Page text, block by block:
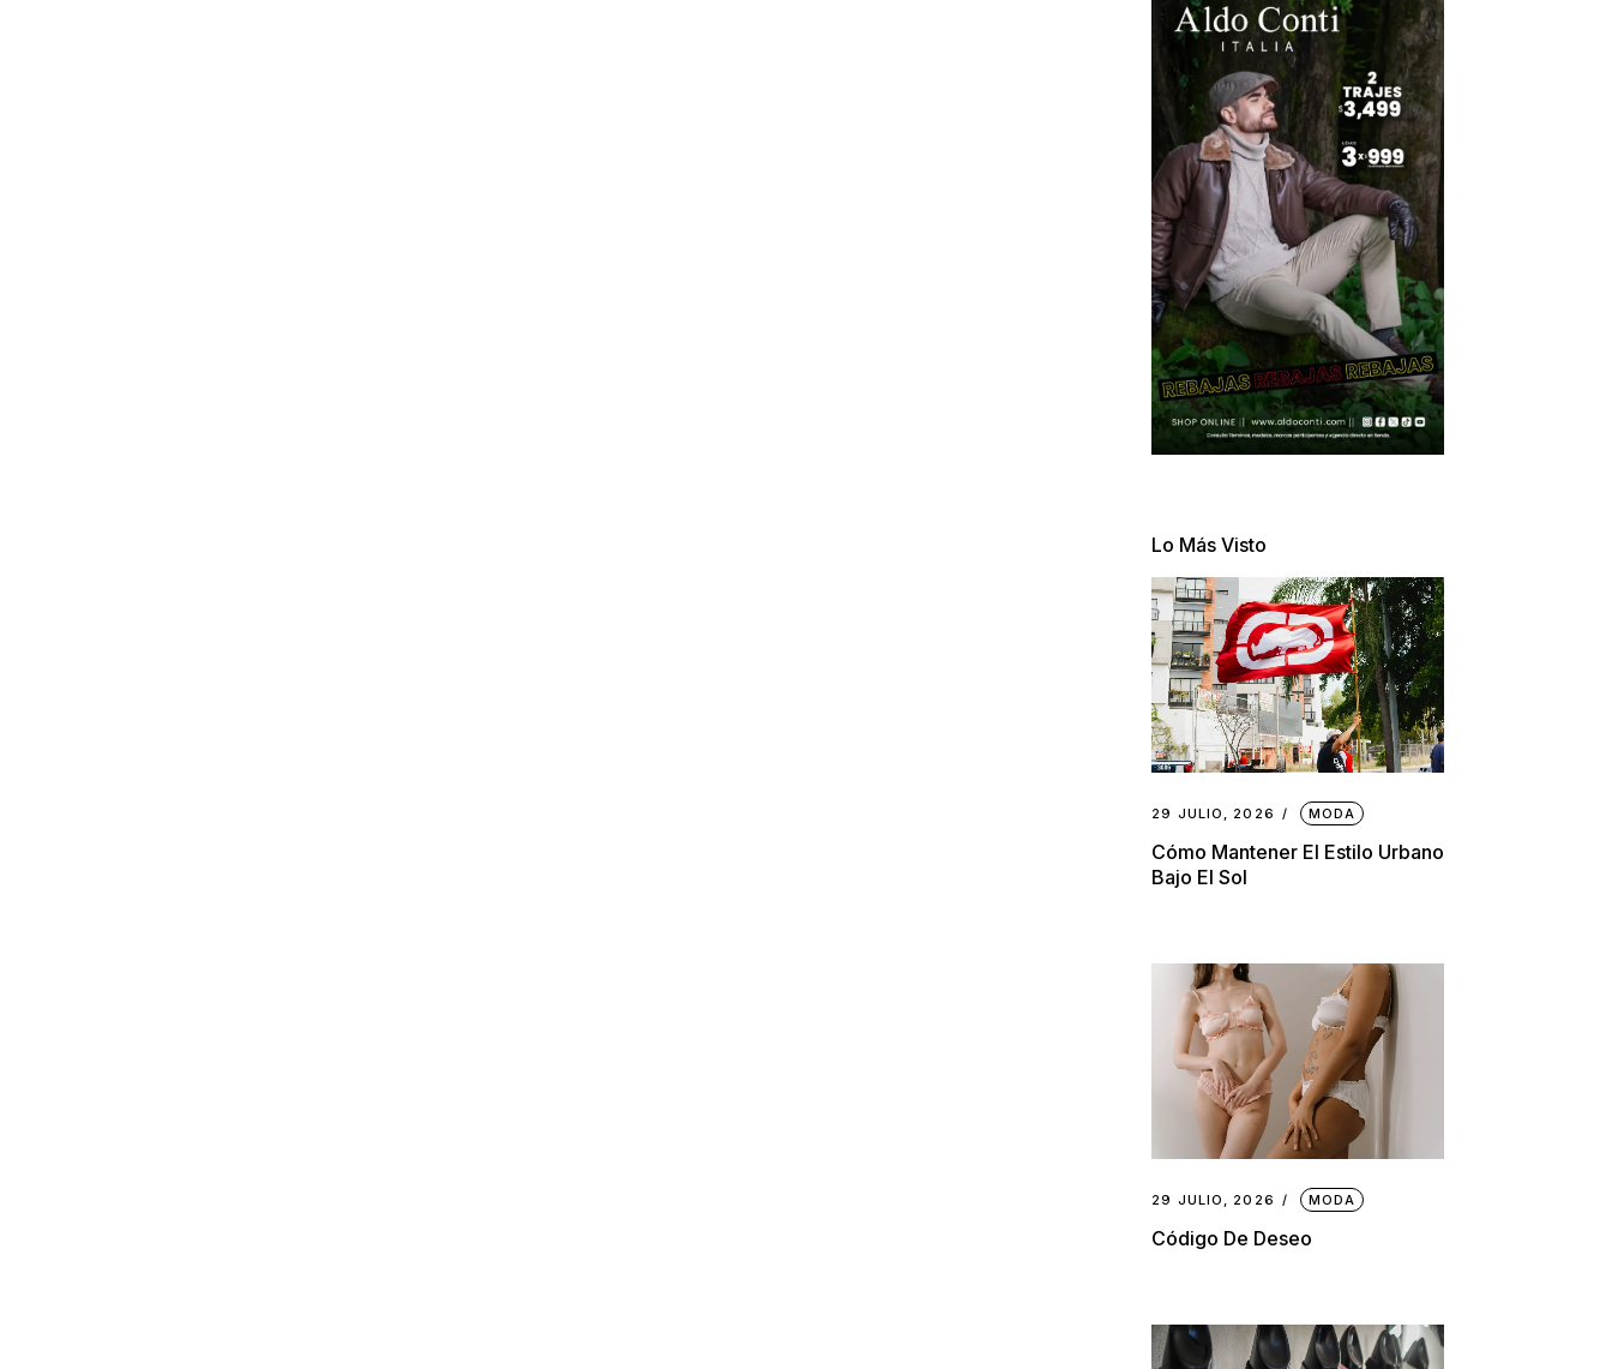
Lo Más Visto
29 JULIO, 2026 MODA
Cómo Mantener El Estilo Urbano
Bajo El Sol
29 JULIO, 2026 MODA
Código De Deseo